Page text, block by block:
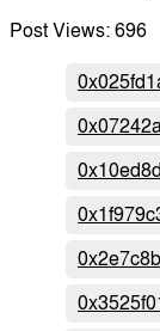
Post Views:696